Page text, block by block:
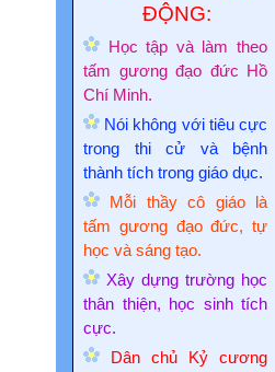
ĐỘNG:
Học tập và làm theo
tấm gương đạo đức Hồ
Chí Minh.
Nói không với tiêu cực
trong thi cử và bệnh
thành tích trong giáo dục.
Mỗi thầy cô giáo là
tấm gương đạo đức, tự
học và sáng tạo.
Xây dựng trường học
thân thiện, học sinh tích
cực.
Dân chủ Kỷ cương